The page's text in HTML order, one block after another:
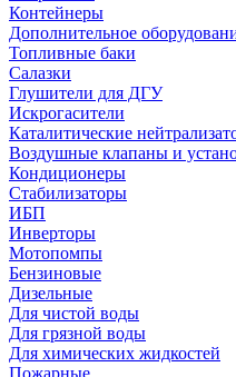
Контейнеры
Дополнительное
Топливные баки
Салазки
Глушители для ДГУ
Искрогасители
Каталитические
Воздушные клапаны и
Кондиционеры
Стабилизаторы
ИБП
Инверторы
Мотопомпы
Бензиновые
Дизельные
Для чистой воды
Для грязной воды
Для химических жидкостей
Пожарные